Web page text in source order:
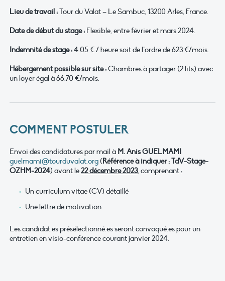
Lieu de travail :Tour du Valat – Le Sambuc, 13200 Arles, France.
Date de début du stage : Flexible, entre février et mars 2024.
Indemnité de stage :4.05 € / heure soit de l’ordre de 623 €/mois.
Hébergement possible sur site :Chambres à partager (2 lits) avec
un loyer égal à 66.70 €/mois.
COMMENT POSTULER
Envoi des candidatures par mail à M.Anis GUELMAMI
guelmami@tourduvalat.org(Référence à indiquer : TdV-Stage-
OZHM-2024) avant le22 décembre 2023, comprenant :
Un curriculum vitae (CV) détaillé
Une lettre de motivation
Les candidat.es présélectionné.es seront convoqué.es pour un
entretien en visio-conférence courant janvier 2024.